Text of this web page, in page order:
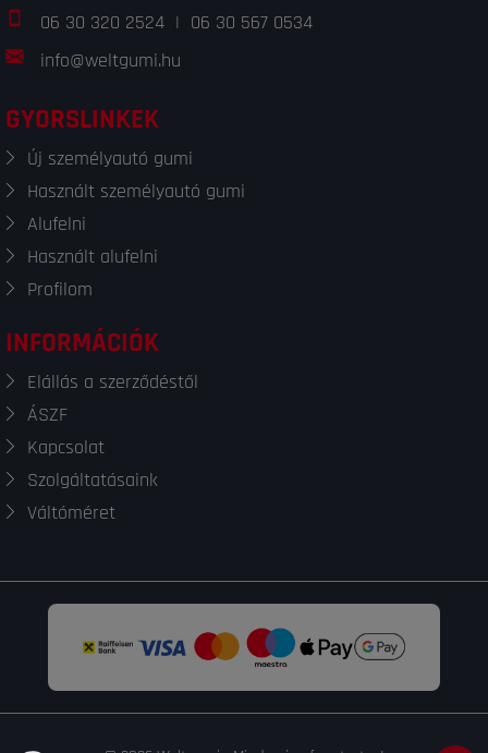
06 30 320 2524 | 06 30 567 0534
info@weltgumi.hu
GYORSLINKEK
Új személyautó gumi
Használt személyautó gumi
Alufelni
Használt alufelni
Profilom
INFORMÁCIÓK
Elállás a szerződéstől
ÁSZF
Kapcsolat
Szolgáltatásaink
Váltóméret